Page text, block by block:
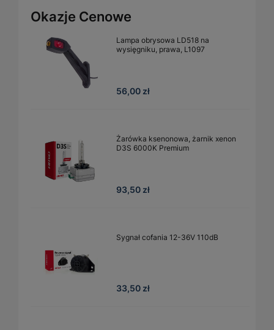
Okazje Cenowe
Lampa obrysowa LD518 na
wysięgniku, prawa, L1097
56,00 zł
Żarówka ksenonowa, żarnik xenon
D3S 6000K Premium
93,50 zł
Sygnał cofania 12-36V 110dB
33,50 zł